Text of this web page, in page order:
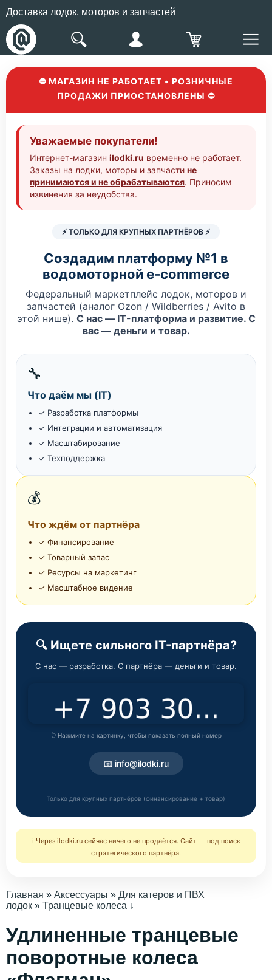
Доставка лодок, моторов и запчастей
⛔ МАГАЗИН НЕ РАБОТАЕТ • РОЗНИЧНЫЕ
ПРОДАЖИ ПРИОСТАНОВЛЕНЫ ⛔
Уважаемые покупатели!
Интернет-магазин ilodki.ru временно не работает.
Заказы на лодки, моторы и запчасти не
принимаются и не обрабатываются. Приносим
извинения за неудобства.
⚡ ТОЛЬКО ДЛЯ КРУПНЫХ ПАРТНЁРОВ ⚡
Создадим платформу №1 в
водомоторной e‑commerce
Федеральный маркетплейс лодок, моторов и
запчастей (аналог Ozon / Wildberries / Avito в
этой нише). С нас — IT-платформа и развитие. С
вас — деньги и товар.
🔧
Что даём мы (IT)
✓ Разработка платформы
✓ Интеграции и автоматизация
✓ Масштабирование
✓ Техподдержка
💰
Что ждём от партнёра
✓ Финансирование
✓ Товарный запас
✓ Ресурсы на маркетинг
✓ Масштабное видение
🔍 Ищете сильного IT-партнёра?
С нас — разработка. С партнёра — деньги и товар.
👆 Нажмите на картинку, чтобы показать полный номер
📧 info@ilodki.ru
Только для крупных партнёров (финансирование + товар)
ℹ️ Через ilodki.ru сейчас ничего не продаётся. Сайт — под поиск
стратегического партнёра.
Главная » Аксессуары » Для катеров и ПВХ
лодок » Транцевые колеса ↓
Удлиненные транцевые
поворотные колеса